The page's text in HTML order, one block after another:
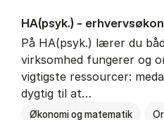
HA(psyk.) -
På HA(psyk.) lærer du
virksomhed fungerer og
vigtigste ressourcer:
dygtig til at…
Økonomi og matematik